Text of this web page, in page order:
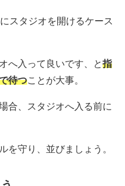
スタジオを開けるケース
へ入って良いです、と指
待つ ことが大事。
合、スタジオへ入る前に
を守り、並びましょう。